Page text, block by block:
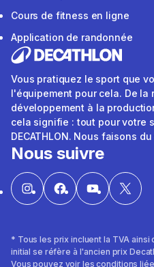
Cours de fitness en ligne
Application de randonnée
Vous pratiquez le sport que
l'équipement pour cela. De la
développement à la
cela signifie : tout pour votre
DECATHLON. Nous faisons
Nous suivre
* Tous les prix incluent la TVA
initial se réfère à l'ancien prix
Vous pouvez voir les conditions